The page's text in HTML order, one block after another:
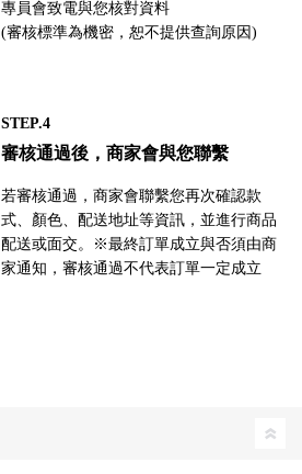
專員會致電與您核對資料
(審核標準為機密，恕不提供查詢原因)
STEP.4
審核通過後，商家會與您聯繫
若審核通過，商家會聯繫您再次確認款
式、顏色、配送地址等資訊，並進行商品
配送或面交。※最終訂單成立與否須由商
家通知，審核通過不代表訂單一定成立